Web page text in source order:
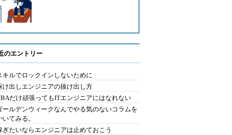
のエントリー
キルでロックインしないために
け出しエンジニアの抜け出し方
だけ頑張ってもITエンジニアにはなれない
ールデンウィークなんでやる気のないコラムを
いてみる。
ぎたいならエンジニアは止めておこう